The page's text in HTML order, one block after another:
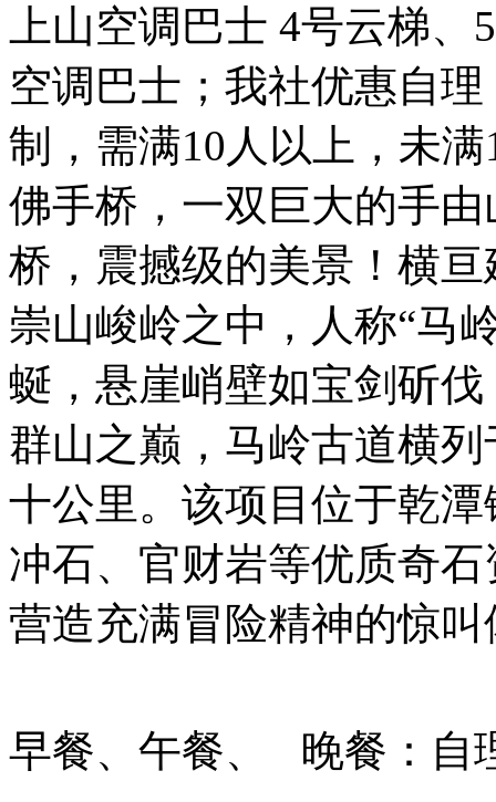
上山空调巴士 4号云梯
空调巴士；我社优惠自
制，需满10人以上，未
佛手桥，一双巨大的手
桥，震撼级的美景！横
崇山峻岭之中，人称“马
蜒，悬崖峭壁如宝剑斫
群山之巅，马岭古道横
十公里。该项目位于乾
冲石、官财岩等优质奇
营造充满冒险精神的惊
早餐、午餐、 晚餐：自